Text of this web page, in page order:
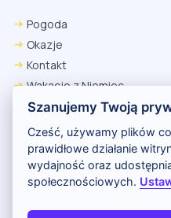
Pogoda
Okazje
Kontakt
Wakacje z Niemiec
Polityka Prywatności
Wakacje w Egipcie
Rankingi hoteli
Szanujemy Twoją
Cześć, używamy plików
prawidłowe działanie
wydajność oraz
społecznościowych.